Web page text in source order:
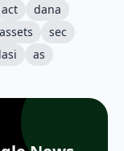
act
dana
assets
sec
as